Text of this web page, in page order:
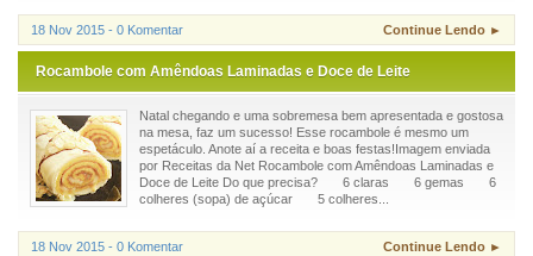
18 Nov 2015 - 0 Komentar Continue Lendo ►
Rocambole com Amêndoas Laminadas e Doce de Leite
Natal chegando e uma sobremesa bem apresentada e gostosa
na mesa, faz um sucesso! Esse rocambole é mesmo um
espetáculo. Anote aí a receita e boas festas!Imagem enviada
por Receitas da Net Rocambole com Amêndoas Laminadas e
Doce de Leite Do que precisa? 6 claras 6 gemas 6
colheres (sopa) de açúcar 5 colheres...
18 Nov 2015 - 0 Komentar Continue Lendo ►